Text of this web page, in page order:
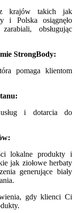
z krajów takich jak
i Polska osiągnęło
obsługując
StrongBody:
pomaga klientom
i dotarcia do
lokalne produkty i
jak ziołowe herbaty
generujące biały
gdy klienci Ci